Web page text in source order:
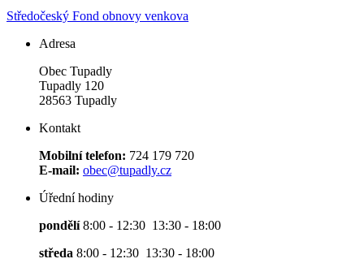
Středočeský Fond obnovy venkova
Adresa
Obec Tupadly
Tupadly 120
28563 Tupadly
Kontakt
Mobilní telefon: 724 179 720
E-mail: obec@tupadly.cz
Úřední hodiny
pondělí8:00 - 12:30 13:30 - 18:00
středa 8:00 - 12:30 13:30 - 18:00